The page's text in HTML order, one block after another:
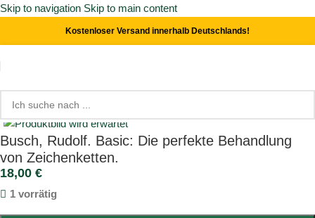
Skip to navigation Skip to main content
Kostenloser Versand innerhalb Deutschlands!
Start/ VariaClick to enlarge
Busch, Rudolf. Basic: Die perfekte Behandlung
von Zeichenketten.
18,00 €
1 vorrätig